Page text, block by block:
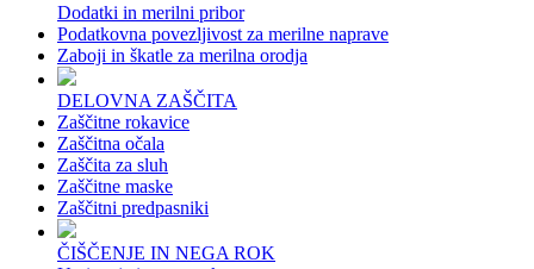
Dodatki in merilni pribor
Podatkovna povezljivost za merilne naprave
Zaboji in škatle za merilna orodja
DELOVNA ZAŠČITA
Zaščitne rokavice
Zaščitna očala
Zaščita za sluh
Zaščitne maske
Zaščitni predpasniki
ČIŠČENJE IN NEGA ROK